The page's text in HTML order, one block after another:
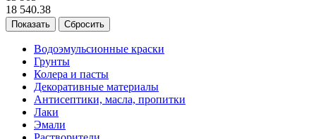
18 540.38
Сбросить
Водоэмульсионные краски
Грунты
Колера и пасты
Декоративные материалы
Антисептики, масла, пропитки
Лаки
Эмали